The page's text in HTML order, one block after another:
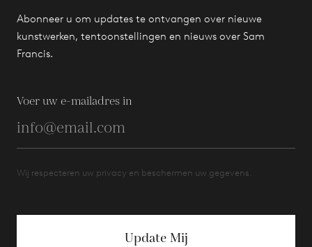
Abonneer u om updates te ontvangen over nieuwe
kunstwerken, tentoonstellingen en nieuws over Sam
Francis.
Voer uw e-mailadres in
Wij respecteren uw privacy en beschermen uw gegevens.
Update Mij